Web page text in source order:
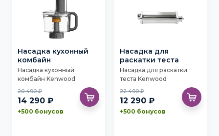
Насадка кухонный
комбайн
Насадка кухонный
комбайн Kenwood
20 490 ₽
14 290 ₽
+500 бонусов
Насадка для
раскатки теста
Насадка для раскатки
теста Kenwood
22 490 ₽
12 290 ₽
+500 бонусов